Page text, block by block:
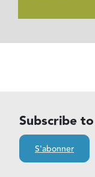
Subscribe
S'abonner